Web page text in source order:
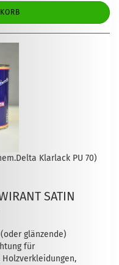
Klarlack PU 70)
SATIN
glänzende)
für
Holzverkleidungen,